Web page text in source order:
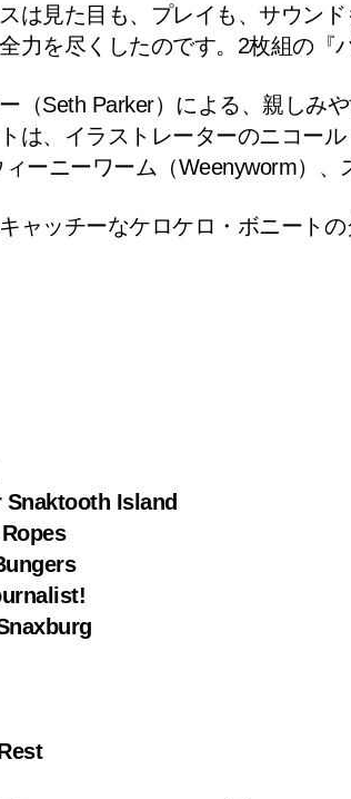
は見た目も、プレイも、サウン
力を尽くしたのです。2枚組の『
（Seth Parker）による、親しみ
は、イラストレーターのニコー
ーニーワーム（Weenyworm）
ャッチーなケロケロ・ボニートの
Snaktooth Island